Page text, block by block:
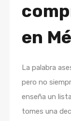
en
La palabra
pero no
enseña un
tomes una